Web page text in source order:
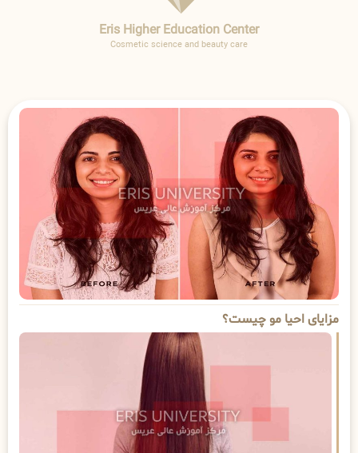
Eris Higher Education Center
Cosmetic science and beauty care
مزایای احیا مو چیست؟